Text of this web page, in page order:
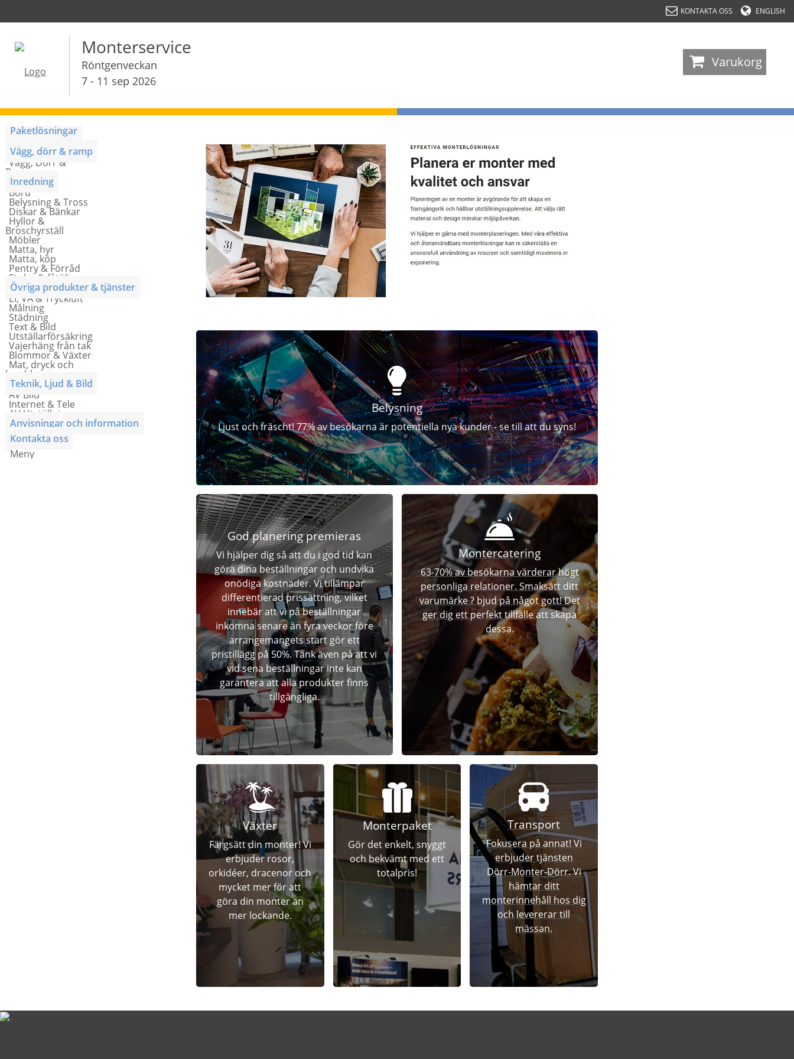
KONTAKTA OSS- ENGLISH
Varukorg
Monterservice
Röntgenveckan
7 - 11 sep 2026
Paketlösningar
Vägg, dörr & ramp
Vägg, Dörr &
Ramp
Inredning
Bord
Belysning & Tross
Diskar & Bänkar
Hyllor &
Broschyrställ
Möbler
Matta, hyr
Matta, köp
Pentry & Förråd
Stolar & fåtöljer
Övriga produkter & tjänster
El, VA & Tryckluft
Målning
Städning
Text & Bild
Utställarförsäkring
Vajerhäng från tak
Blommor & Växter
Mat, dryck och
lunchkuponger
Teknik, Ljud & Bild
AV Bild
Internet & Tele
AV Utställning
Anvisningar och information
Kontakta oss
Meny
Belysning
Ljust och fräscht! 77% av besökarna är potentiella nya kunder - se till att du syns!
God planering premieras
Vi hjälper dig så att du i god tid kan
göra dina beställningar och undvika
onödiga kostnader. Vi tillämpar
differentierad prissättning, vilket
innebär att vi på beställningar
inkomna senare än fyra veckor före
arrangemangets start gör ett
pristillägg på 50%. Tänk även på att vi
vid sena beställningar inte kan
garantera att alla produkter finns
tillgängliga.
Montercatering
63-70% av besökarna värderar högt
personliga relationer. Smaksätt ditt
varumärke ? bjud på något gott! Det
ger dig ett perfekt tillfälle att skapa
dessa.
Växter
Färgsätt din monter! Vi
erbjuder rosor,
orkidéer, dracenor och
mycket mer för att
göra din monter än
mer lockande.
Monterpaket
Gör det enkelt, snyggt
och bekvämt med ett
totalpris!
Transport
Fokusera på annat! Vi
erbjuder tjänsten
Dörr-Monter-Dörr. Vi
hämtar ditt
monterinnehåll hos dig
och levererar till
mässan.